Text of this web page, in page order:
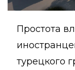
Простота
турецкого